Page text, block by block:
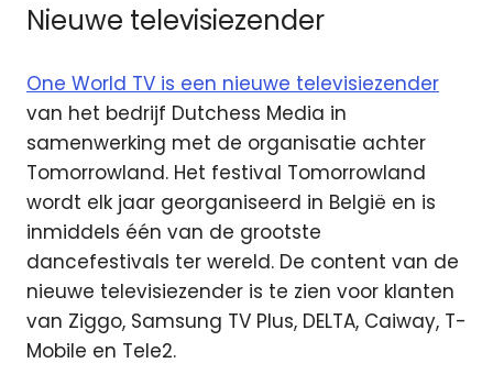
Nieuwe televisiezender
One World TV is een nieuwe televisiezender
van het bedrijf Dutchess Media in
samenwerking met de organisatie achter
Tomorrowland. Het festival Tomorrowland
wordt elk jaar georganiseerd in België en is
inmiddels één van de grootste
dancefestivals ter wereld. De content van de
nieuwe televisiezender is te zien voor klanten
van Ziggo, Samsung TV Plus, DELTA, Caiway, T-
Mobile en Tele2.